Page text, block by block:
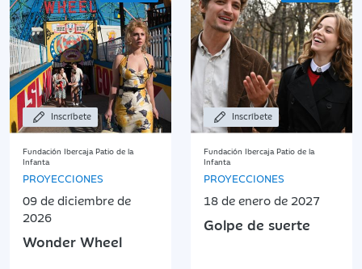
Inscríbete
Fundación Ibercaja Patio de la
Infanta
PROYECCIONES
09 de diciembre de
2026
Wonder Wheel
Inscríbete
Fundación Ibercaja Patio de la
Infanta
PROYECCIONES
18 de enero de 2027
Golpe de suerte